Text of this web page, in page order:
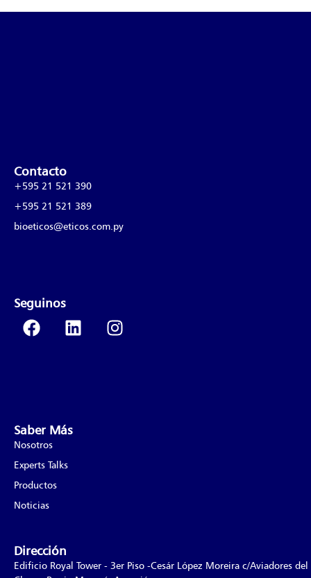
Saber Más
Nosotros
Experts Talks
Productos
Noticias
Dirección
Edificio Royal Tower - 3er Piso -Cesár López Moreira c/Aviadores del
Contacto
+595 21 521 390
+595 21 521 389
bioeticos@eticos.com.py
Seguinos